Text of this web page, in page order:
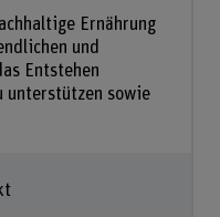
Ernährung
und
Entstehen
sowie